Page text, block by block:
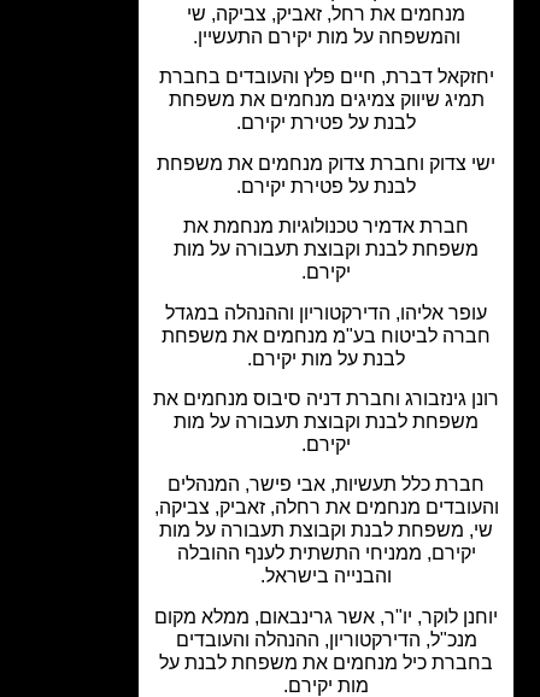
מנחמים את רחל, זאביק, צביקה, שי
והמשפחה על מות יקירם התעשיין.
דברת, חיים פלץ והעובדים בחברת
שיווק צמיגים מנחמים את משפחת
לבנת על פטירת יקירם.
צדוק וחברת צדוק מנחמים את משפחת
לבנת על פטירת יקירם.
חברת אדמיר טכנולוגיות מנחמת את
לבנת וקבוצת תעבורה על מות
אליהו, הדירקטוריון וההנהלה במגדל
לביטוח בע"מ מנחמים את משפחת
לבנת על מות יקירם.
גינזבורג וחברת דניה סיבוס מנחמים את
לבנת וקבוצת תעבורה על מות
כלל תעשיות, אבי פישר, המנהלים
מנחמים את רחלה, זאביק, צביקה,
משפחת לבנת וקבוצת תעבורה על מות
יקירם, ממניחי התשתית לענף ההובלה
והבנייה בישראל.
לוקר, יו"ר, אשר גרינבאום, ממלא מקום
מנכ"ל, הדירקטוריון, ההנהלה והעובדים
כיל מנחמים את משפחת לבנת על
מות יקירם.